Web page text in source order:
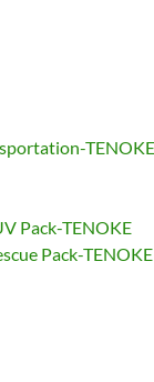
Pack-TENOKE
Pack-TENOKE